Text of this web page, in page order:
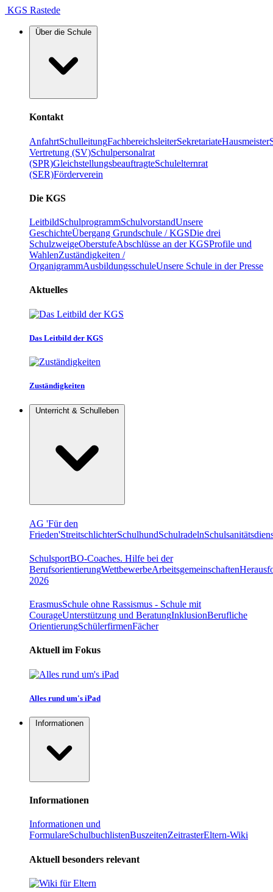
KGS Rastede
Über die Schule
Kontakt
AnfahrtSchulleitungFachbereichsleiterSekretariateHausmeister
Vertretung (SV)Schulpersonalrat
(SPR)GleichstellungsbeauftragteSchulelternrat
(SER)Förderverein
Die KGS
LeitbildSchulprogrammSchulvorstandUnsere
GeschichteÜbergang Grundschule / KGSDie drei
SchulzweigeOberstufeAbschlüsse an der KGSProfile und
WahlenZuständigkeiten /
OrganigrammAusbildungsschuleUnsere Schule in der Presse
Aktuelles
Das Leitbild der KGS
Zuständigkeiten
Unterricht & Schulleben
AG 'Für den
Frieden'StreitschlichterSchulhundSchulradeln
SchulsportBO-Coaches. Hilfe bei der
BerufsorientierungWettbewerbeArbeitsgemeinschaften
2026
ErasmusSchule ohne Rassismus - Schule mit
CourageUnterstützung und BeratungInklusionBerufliche
OrientierungSchülerfirmenFächer
Aktuell im Fokus
Alles rund um's iPad
Informationen
Informationen
Informationen und
FormulareSchulbuchlistenBuszeitenZeitrasterEltern-Wiki
Aktuell besonders relevant